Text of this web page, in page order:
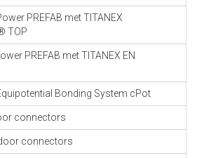
PREFAB met TITANEX
TOP
PREFAB met TITANEX EN
Bonding System cPot
connectors
connectors